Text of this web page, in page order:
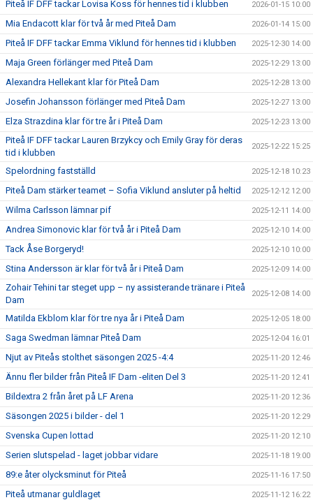
Piteå IF DFF tackar Lovisa Koss för hennes tid i klubben 2026-01-15 10:00
Mia Endacott klar för två år med Piteå Dam 2026-01-14 15:00
Piteå IF DFF tackar Emma Viklund för hennes tid i klubben 2025-12-30 14:00
Maja Green förlänger med Piteå Dam 2025-12-29 13:00
Alexandra Hellekant klar för Piteå Dam 2025-12-28 13:00
Josefin Johansson förlänger med Piteå Dam 2025-12-27 13:00
Elza Strazdina klar för tre år i Piteå Dam 2025-12-23 13:00
Piteå IF DFF tackar Lauren Brzykcy och Emily Gray för deras
tid i klubben
2025-12-22 15:25
Spelordning fastställd 2025-12-18 10:23
Piteå Dam stärker teamet – Sofia Viklund ansluter på heltid 2025-12-12 12:00
Wilma Carlsson lämnar pif 2025-12-11 14:00
Andrea Simonovic klar för två år i Piteå Dam 2025-12-10 14:00
Tack Åse Borgeryd! 2025-12-10 10:00
Stina Andersson är klar för två år i Piteå Dam 2025-12-09 14:00
Zohair Tehini tar steget upp – ny assisterande tränare i Piteå
Dam
2025-12-08 14:00
Matilda Ekblom klar för tre nya år i Piteå Dam 2025-12-05 18:00
Saga Swedman lämnar Piteå Dam 2025-12-04 16:01
Njut av Piteås stolthet säsongen 2025 -4:4 2025-11-20 12:46
Ännu fler bilder från Piteå IF Dam -eliten Del 3 2025-11-20 12:41
Bildextra 2 från året på LF Arena 2025-11-20 12:36
Säsongen 2025 i bilder - del 1 2025-11-20 12:29
Svenska Cupen lottad 2025-11-20 12:10
Serien slutspelad - laget jobbar vidare 2025-11-18 19:00
89:e åter olycksminut för Piteå 2025-11-16 17:50
Piteå utmanar guldlaget 2025-11-12 16:22